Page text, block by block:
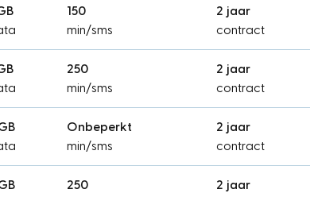
150
min/sms
2 jaar
contract
250
min/sms
2 jaar
contract
Onbeperkt
min/sms
2 jaar
contract
250
2 jaar